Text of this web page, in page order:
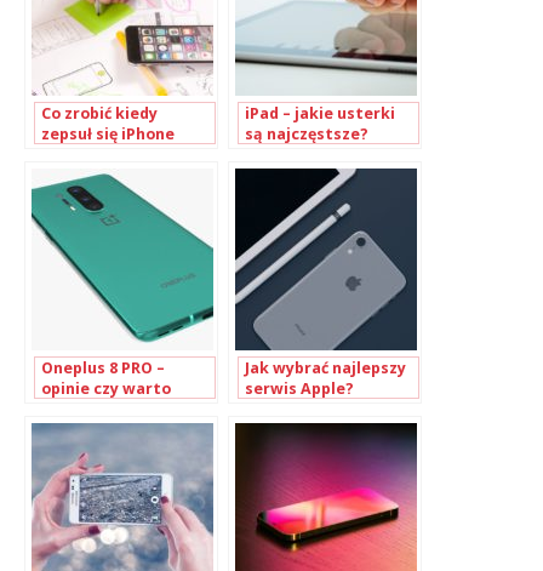
Co zrobić kiedy
zepsuł się iPhone
iPad – jakie usterki
są najczęstsze?
Oneplus 8 PRO –
opinie czy warto
Jak wybrać najlepszy
serwis Apple?